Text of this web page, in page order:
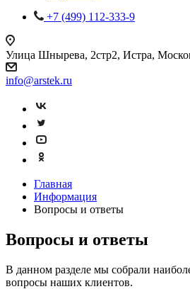
+7 (499) 112-333-9
Улица Шнырева, 2стр2, Истра,
info@arstek.ru
Главная
Информация
Вопросы и ответы
Вопросы и ответы
В данном разделе мы собрали
вопросы наших клиентов.